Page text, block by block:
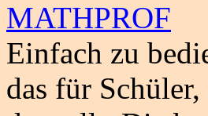
MATHPROF
Einfach zu
das für